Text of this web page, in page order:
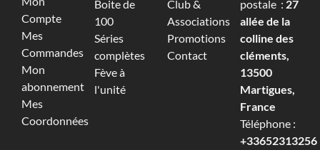
Compte
Mes
Commandes
Mon
abonnement
Mes
Coordonnées
Boite de
100
Séries
complètes
Fève à
l'unité
Club &
Associations
Promotions
Contact
postale : 27
allée de la
colline des
cléments,
13500
Martigues,
France
Téléphone :
+33652313256‬